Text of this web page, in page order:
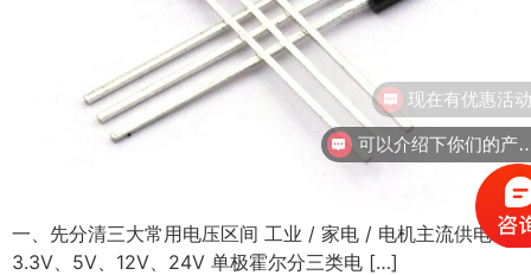
一、先分清三大常用电压区间 工业 / 家电 / 电机主流供电：
3.3V、5V、12V、24V 单极霍尔分三类电 […]
可以介绍下你
现在有优惠活